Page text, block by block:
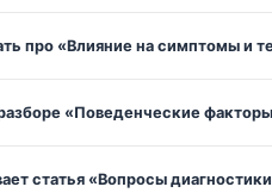
про «Влияние на симптомы и
«Поведенческие
статья «Вопросы